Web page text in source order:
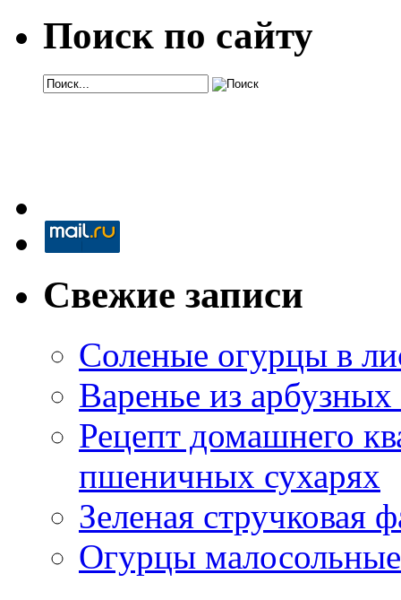
Поиск по сайту
Свежие записи
Соленые огурцы в
Варенье из
Рецепт домашнего
пшеничных сухарях
Зеленая стручковая
Огурцы